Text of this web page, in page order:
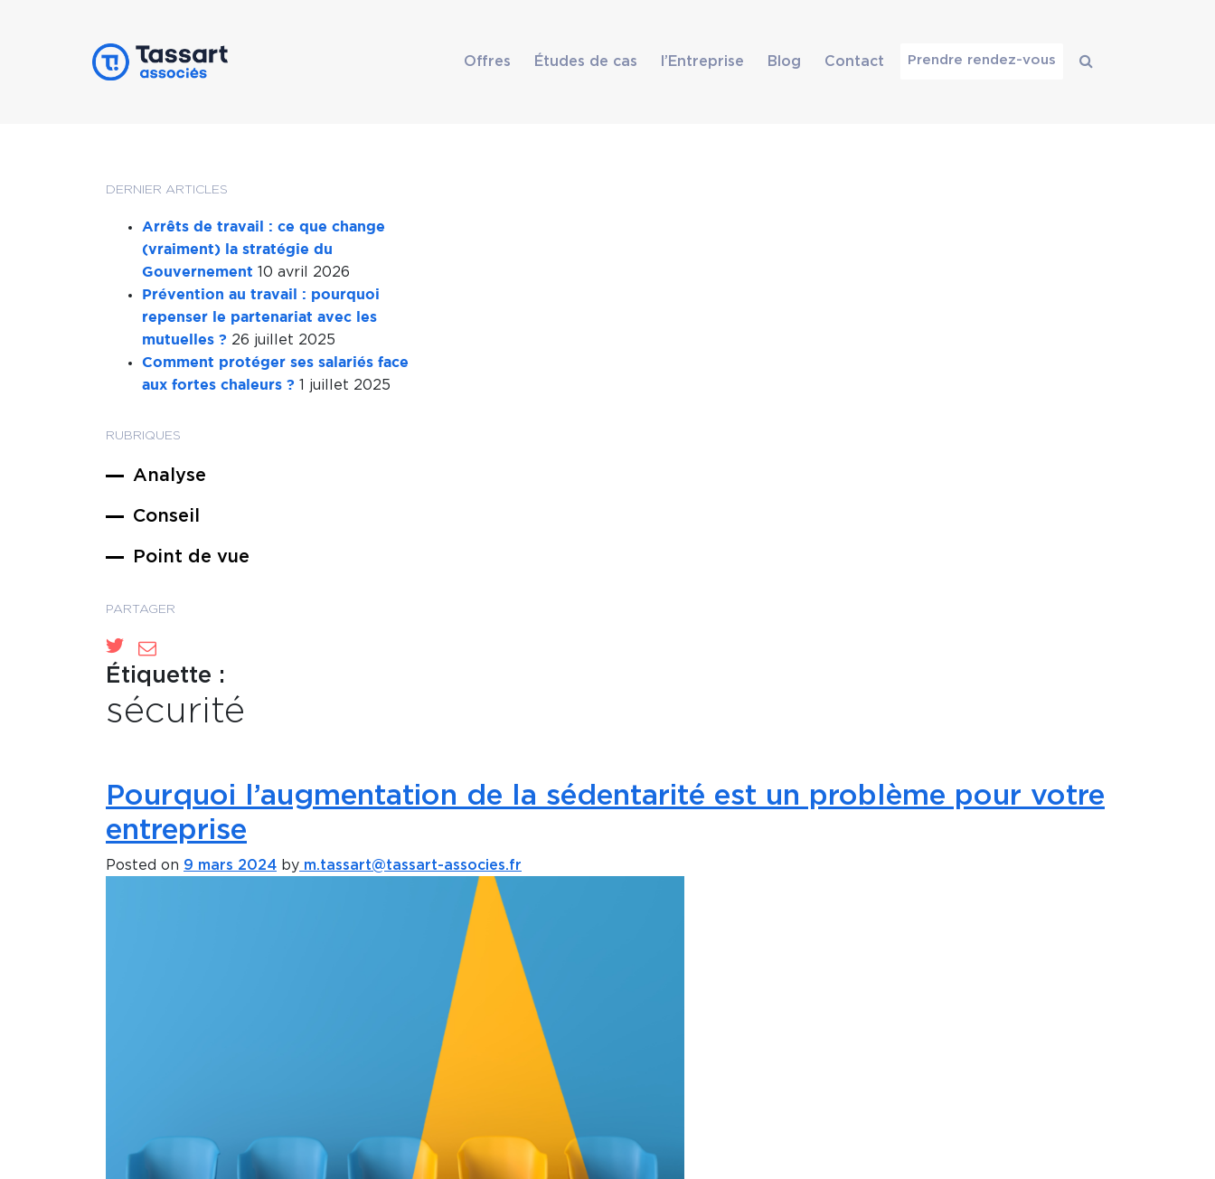
Offres Études de cas l’Entreprise Blog Contact Prendre rendez-vous
DERNIER ARTICLES
Arrêts de travail : ce que change
(vraiment) la stratégie du
Gouvernement 10 avril 2026
Prévention au travail : pourquoi
repenser le partenariat avec les
mutuelles ? 26 juillet 2025
Comment protéger ses salariés face
aux fortes chaleurs ? 1 juillet 2025
RUBRIQUES
Analyse
Conseil
Point de vue
PARTAGER
Étiquette :
sécurité
Pourquoi l’augmentation de la sédentarité est un problème pour votre
entreprise
Posted on 9 mars 2024 by m.tassart@tassart-associes.fr